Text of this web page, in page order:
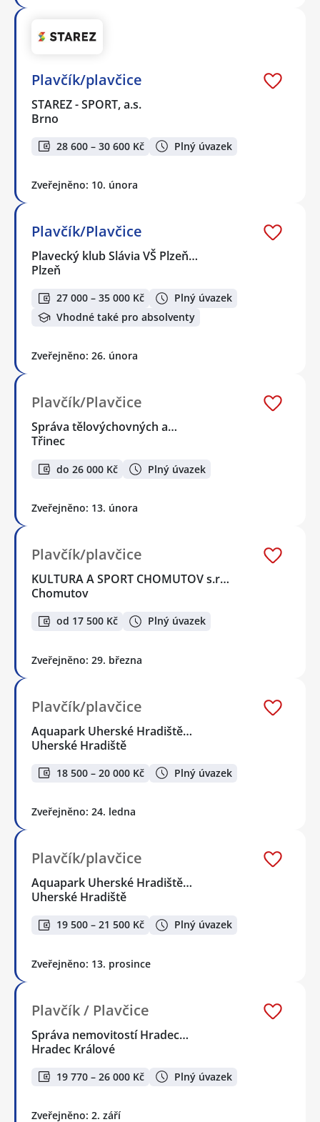
Plavčík/plavčice
STAREZ - SPORT, a.s.
Brno
28 600 – 30 600 Kč Plný úvazek
Zveřejněno: 10. února
Plavčík/Plavčice
Plavecký klub Slávia VŠ Plzeň…
Plzeň
27 000 – 35 000 Kč
Plný úvazek
Vhodné také pro absolventy
Zveřejněno: 26. února
Plavčík/Plavčice
Správa tělovýchovných a…
Třinec
do 26 000 Kč Plný úvazek
Zveřejněno: 13. února
Plavčík/plavčice
KULTURA A SPORT CHOMUTOV s.r…
Chomutov
od 17 500 Kč Plný úvazek
Zveřejněno: 29. března
Plavčík/plavčice
Aquapark Uherské Hradiště…
Uherské Hradiště
18 500 – 20 000 Kč Plný úvazek
Zveřejněno: 24. ledna
Plavčík/plavčice
Aquapark Uherské Hradiště…
Uherské Hradiště
19 500 – 21 500 Kč Plný úvazek
Zveřejněno: 13. prosince
Plavčík / Plavčice
Správa nemovitostí Hradec…
Hradec Králové
19 770 – 26 000 Kč Plný úvazek
Zveřejněno: 2. září